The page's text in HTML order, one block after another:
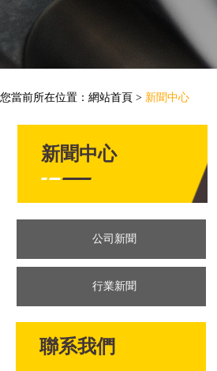
您當前所在位置： 網站首頁 > 新聞中心
新聞中心
公司新聞
行業新聞
聯系我們